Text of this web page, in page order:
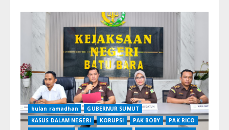
Penegakan
Hukum
Sumut
Harus
Cepat,
Jangan
Tunggu
Viral!
bulan ramadhan
GUBERNUR SUMUT
KASUS DALAM NEGERI
KORUPSI PAK BOBY
PAK RICO